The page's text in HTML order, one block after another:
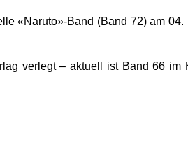
«Naruto»-Band (Band 72) am
verlegt – aktuell ist Band 66